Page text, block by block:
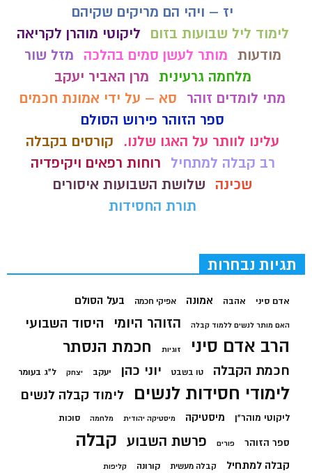
יז – ויהי הם מריקים שקיהם
לימוד ליל שבועות בזום
ליקוטי מוהרן לקריאה
מודעות מותר לעשן סמים בהלכה
מזל שור
מלחמה גרעינית מרן האביר יעקב
מתי לומדים זוהר
סא – על ידי אמונת חכמים
ספר הזוהר פירוש הסולם
עלינו לוותר על האגו שלנו.
קורסים בקבלה
רב קבלה למתחיל
רוחות רפאים ויקיפדיה
שכינה
שלושת השבועות איסורים
תורת החסידות
תגיות נבחרות
אדם סיני אהבה אמונה אפיקי חכמה בעל הסולם
האם מותר לנשים ללמוד קבלה הזוהר היומי היסוד השבועי
הרב אדם סיני זוגיות חכמת הנסתר
חכמת הקבלה טו בשבט יוני כהן יעקב יצחק ל"ג בעומר
לימודי חסידות לנשים לימוד קבלה לנשים
ליקוטי מוהר"ן מיסטיקה מיסטיקה יהודית מלחמה סוכות
ספר הזוהר פורים פרשת השבוע קבלה
קבלה למתחיל קבלה מעשית קורונה קליפות